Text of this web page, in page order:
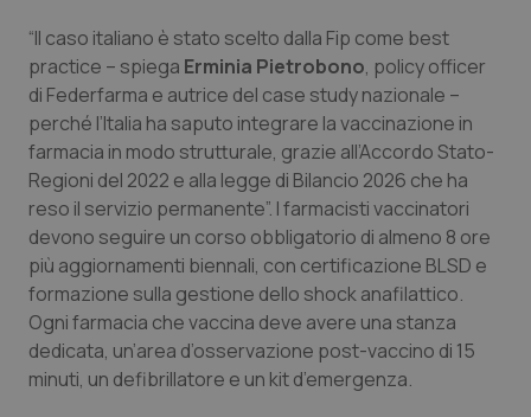
Toscana
Umbria
Valle D’Aosta
Veneto
Obesità
Oftalmologia
Oncodermatologia
Oncoematologia
Oncologia & Nutrizione
Psoriasi & pelle
“Il caso italiano è stato scelto dalla Fip come best
practice – spiega Erminia Pietrobono, policy officer
di Federfarma e autrice del case study nazionale –
perché l’Italia ha saputo integrare la vaccinazione in
farmacia in modo strutturale, grazie all’Accordo Stato-
Regioni del 2022 e alla legge di Bilancio 2026 che ha
reso il servizio permanente”. I farmacisti vaccinatori
devono seguire un corso obbligatorio di almeno 8 ore
più aggiornamenti biennali, con certificazione BLSD e
formazione sulla gestione dello shock anafilattico.
Ogni farmacia che vaccina deve avere una stanza
dedicata, un’area d’osservazione post-vaccino di 15
minuti, un defibrillatore e un kit d’emergenza.